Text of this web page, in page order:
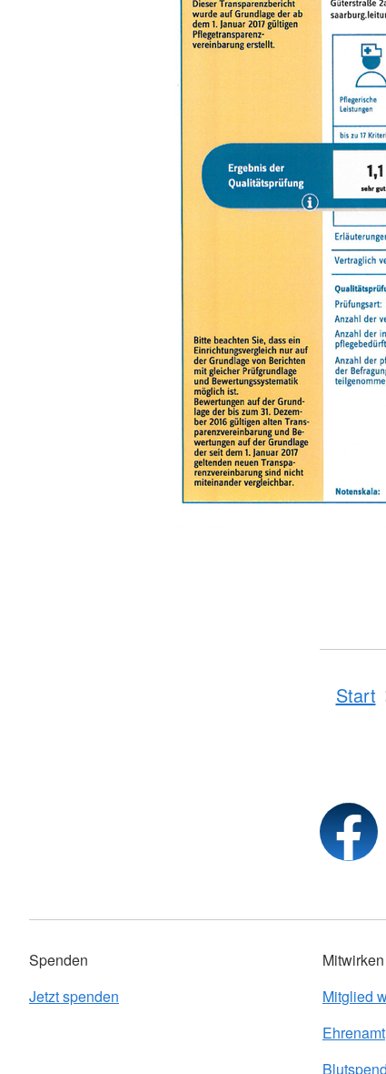
Start
Spenden
Jetzt spenden
Mitwirken
Mitglied
Ehrenamt